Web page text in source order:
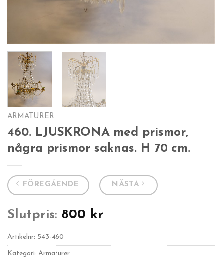
ARMATURER
460. LJUSKRONA med prismor,
några prismor saknas. H 70 cm.
FÖREGÅENDE NÄSTA
Slutpris: 800 kr
Artikelnr: 543-460
Kategori: Armaturer